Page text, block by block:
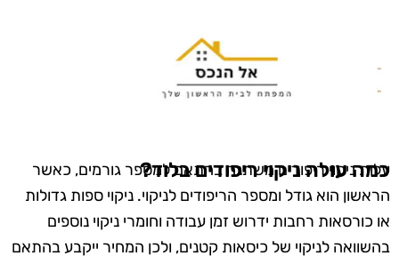
כמה עולה ניקוי ריפודים בלוד?
עלות ניקוי ריפודים משתנה בהתאם למספר גורמים, כאשר
הראשון הוא גודל ומספר הריפודים לניקוי. ניקוי ספות גדולות
או כורסאות רחבות ידרוש זמן עבודה וחומרי ניקוי נוספים
בהשוואה לניקוי של כיסאות קטנים, ולכן המחיר ייקבע בהתאם